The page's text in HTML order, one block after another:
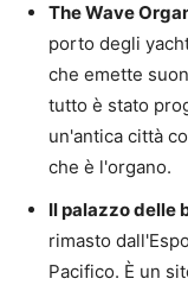
The Wave
porto degli
che emette
tutto è stato
un'antica città
che è l'organo.
Il palazzo delle
rimasto
Pacifico. È un